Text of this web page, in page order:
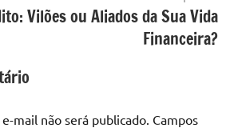
Vilões ou Aliados da Sua Vida
Financeira?
mail não será publicado. Campos